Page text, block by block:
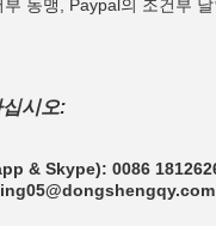
동맹, Paypal의 조건부
시오:
& Skype): 0086